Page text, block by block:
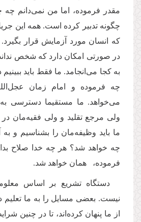
مقدر فرموده،‌ اما من نمی‌دانم چه
چگونه تدبیر کرده است. همه این
كه انسان مورد آزمایش قرار
در صورتی امكان دارد كه شخص
به کجا می‌انجامد. ما فقط باید
چه فرموده و امام زمان
می‌خواهد. ما مستقیما دسترسی
ولی مرجع تقلید و ولی فقیه‌مان
ما باید وظیفه‌مان را بشناسیم و
چه خواهد شد؟ هر چه خدا صلاح
فرموده، همان خواهد شد.
دستگاه تشریع بر اساس
نیست. بعضی مسایل را به ما تعلیم
از ما پنهان کرده‌اند، تا در چنین